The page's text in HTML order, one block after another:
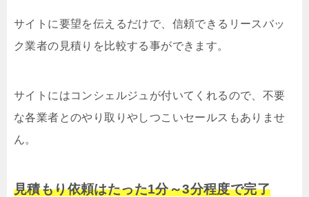
サイトに要望を伝えるだけで、信頼できるリースバッ
ク業者の見積りを比較する事ができます。
サイトにはコンシェルジュが付いてくれるので、不要
な各業者とのやり取りやしつこいセールスもありませ
ん。
見積もり依頼はたった1分～3分程度で完了